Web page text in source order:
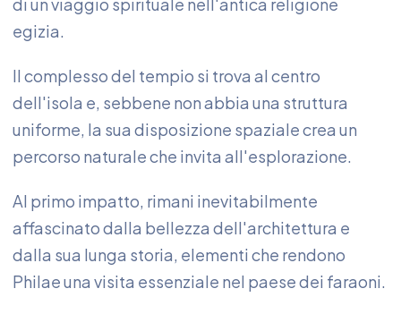
egizia.
Il complesso del tempio si trova al centro
dell'isola e, sebbene non abbia una struttura
uniforme, la sua disposizione spaziale crea un
percorso naturale che invita all'esplorazione.
Al primo impatto, rimani inevitabilmente
affascinato dalla bellezza dell'architettura e
dalla sua lunga storia, elementi che rendono
Philae una visita essenziale nel paese dei faraoni.